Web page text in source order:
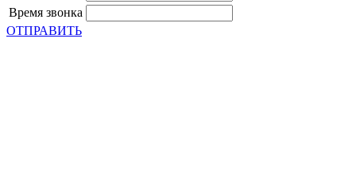
Время звонка
ОТПРАВИТЬ